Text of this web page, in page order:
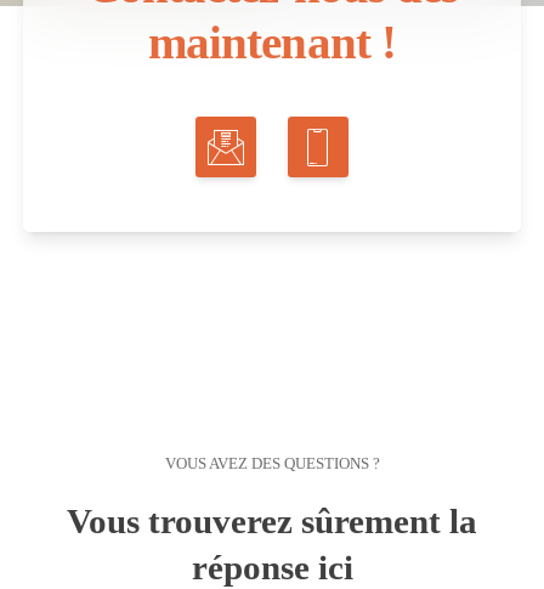
maintenant !
VOUS AVEZ DES QUESTIONS ?
Vous trouverez sûrement la
réponse ici